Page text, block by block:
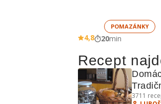
POMAZÁNKY
4,8 20min
Recept
3711